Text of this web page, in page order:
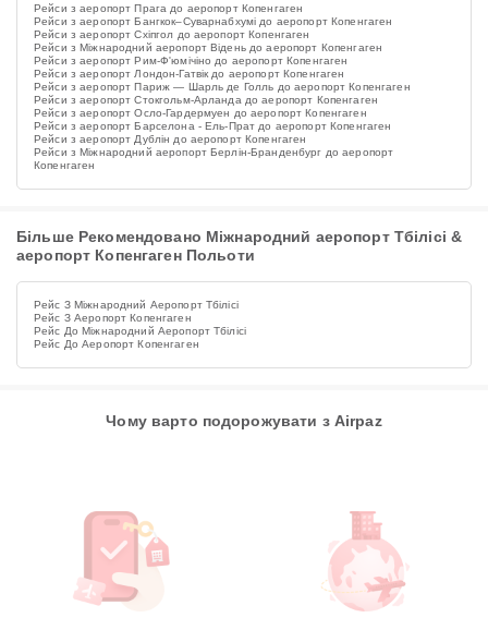
Рейси з аеропорт Прага до аеропорт Копенгаген
Рейси з аеропорт Бангкок–Суварнабхумі до аеропорт Копенгаген
Рейси з аеропорт Схіпгол до аеропорт Копенгаген
Рейси з Міжнародний аеропорт Відень до аеропорт Копенгаген
Рейси з аеропорт Рим-Ф'юмічіно до аеропорт Копенгаген
Рейси з аеропорт Лондон-Гатвік до аеропорт Копенгаген
Рейси з аеропорт Париж — Шарль де Голль до аеропорт Копенгаген
Рейси з аеропорт Стокгольм-Арланда до аеропорт Копенгаген
Рейси з аеропорт Осло-Гардермуен до аеропорт Копенгаген
Рейси з аеропорт Барселона - Ель-Прат до аеропорт Копенгаген
Рейси з аеропорт Дублін до аеропорт Копенгаген
Рейси з Міжнародний аеропорт Берлін-Бранденбург до аеропорт
Копенгаген
Більше Рекомендовано Міжнародний аеропорт Тбілісі &
аеропорт Копенгаген Польоти
Рейс З Міжнародний Аеропорт Тбілісі
Рейс З Аеропорт Копенгаген
Рейс До Міжнародний Аеропорт Тбілісі
Рейс До Аеропорт Копенгаген
Чому варто подорожувати з Airpaz